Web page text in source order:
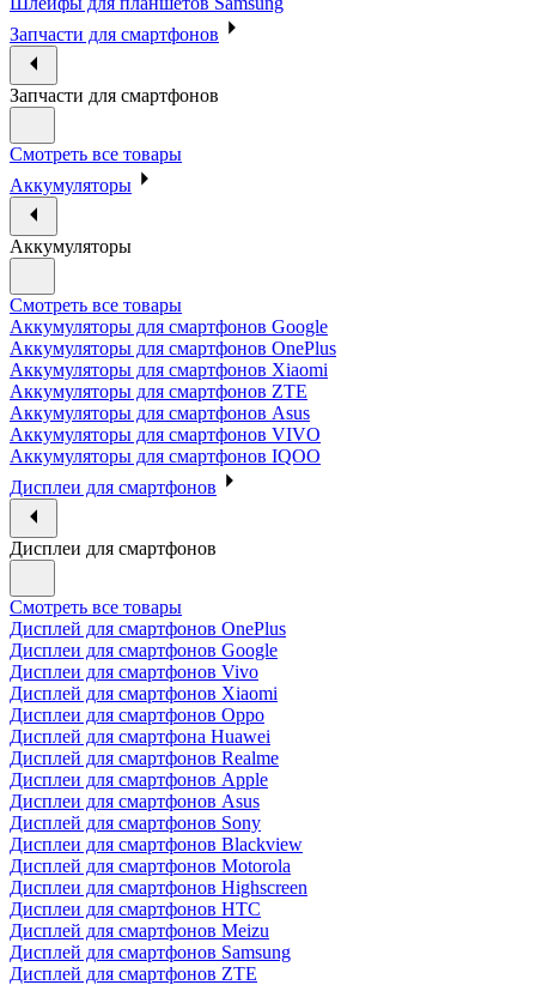
Запчасти для смартфонов
Запчасти для смартфонов
Смотреть все товары
Аккумуляторы
Аккумуляторы
Смотреть все товары
Аккумуляторы для смартфонов Google
Аккумуляторы для смартфонов OnePlus
Аккумуляторы для смартфонов Xiaomi
Аккумуляторы для смартфонов ZTE
Аккумуляторы для cмартфонов Asus
Аккумуляторы для смартфонов VIVO
Аккумуляторы для смартфонов IQOO
Дисплеи для смартфонов
Дисплеи для смартфонов
Смотреть все товары
Дисплей для смартфонов OnePlus
Дисплеи для смартфонов Google
Дисплеи для смартфонов Vivo
Дисплей для смартфонов Xiaomi
Дисплеи для смартфонов Oppo
Дисплей для смартфона Huawei
Дисплей для смартфонов Realme
Дисплеи для смартфонов Apple
Дисплеи для смартфонов Asus
Дисплей для смартфонов Sony
Дисплеи для смартфонов Blackview
Дисплей для смартфонов Motorola
Дисплеи для смартфонов Highscreen
Дисплеи для смартфонов HTC
Дисплей для смартфонов Meizu
Дисплей для смартфонов Samsung
Дисплей для смартфонов ZTE